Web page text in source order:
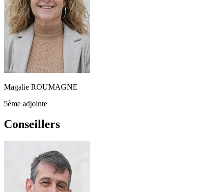
Magalie ROUMAGNE
5ème adjointe
Conseillers